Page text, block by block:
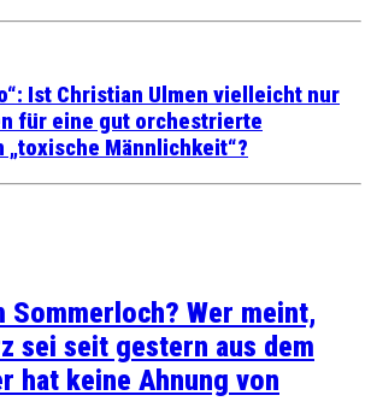
Ist Christian Ulmen vielleicht nur
für eine gut orchestrierte
„toxische Männlichkeit“?
Sommerloch? Wer meint,
sei seit gestern aus dem
hat keine Ahnung von